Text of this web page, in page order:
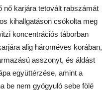
nő karjára tetovált rabszámát
kihallgatáson csókolta meg
koncentrációs táborban
alig hároméves korában,
asszonyt, és áldást
együttérzése, amint a
be nem gyógyuló sebe fölé